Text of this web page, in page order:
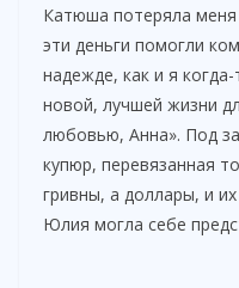
Катюша потеряла
эти деньги помогли
надежде, как и я
новой, лучшей жизни
любовью, Анна». Под
купюр, перевязанная
гривны, а доллары, и
Юлия могла себе